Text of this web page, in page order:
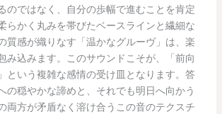
のではなく、自分の歩幅で進むことを肯定
らかく丸みを帯びたベースラインと繊細な
質感が織りなす「温かなグルーヴ」は、楽
み込みます。このサウンドこそが、「前向
という複雑な感情の受け皿となります。答
の穏やかな諦めと、それでも明日へ向かう
両方が矛盾なく溶け合うこの音のテクスチ